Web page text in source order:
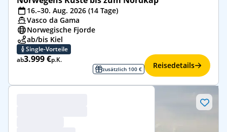
16.–30. Aug. 2026 (14 Tage)
Vasco da Gama
Norwegische Fjorde
ab/bis Kiel
Single-Vorteile
ab3.999 €p.K.
zusätzlich 100 € Reisedetails